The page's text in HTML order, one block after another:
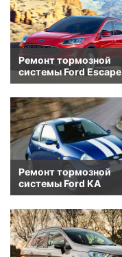
Ремонт тормозной
системы Ford Escape
Ремонт тормозной
системы Ford KA